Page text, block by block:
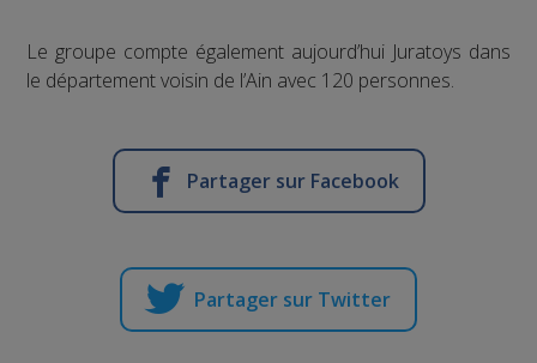
Le groupe compte également aujourd’hui Juratoys dans
le département voisin de l’Ain avec 120 personnes.
Partager sur Facebook
Partager sur Twitter